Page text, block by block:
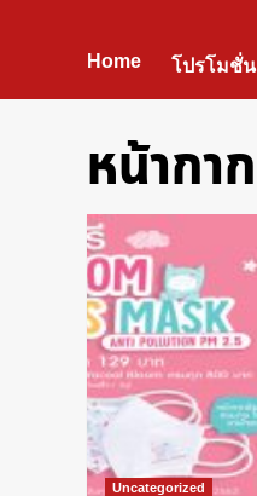
Home โปรโมชั่น
หน้ากาก
Uncategorized